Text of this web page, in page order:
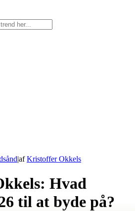
|afKristoffer Okkels
Hvad
til at byde på?